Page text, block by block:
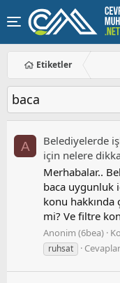
Etiketler
baca
A
Belediyelerde
için nelere
Merhabalar..
baca uygunluk
konu hakkında
mi? Ve filtre
Anonim (6bea)
ruhsat